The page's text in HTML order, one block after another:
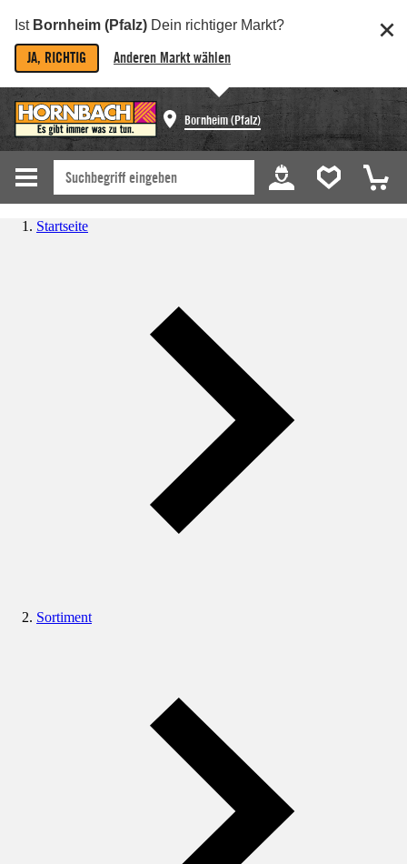
Ist Bornheim (Pfalz) Dein richtiger Markt?
JA, RICHTIG Anderen Markt wählen
Bornheim (Pfalz)
Startseite
Sortiment